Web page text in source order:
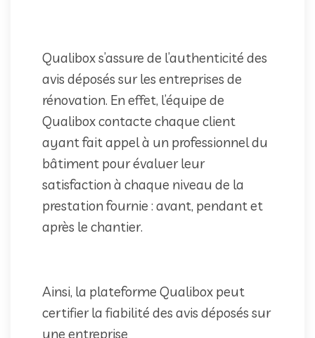
Qualibox s’assure de l’authenticité des
avis déposés sur les entreprises de
rénovation. En effet, l’équipe de
Qualibox contacte chaque client
ayant fait appel à un professionnel du
bâtiment pour évaluer leur
satisfaction à chaque niveau de la
prestation fournie : avant, pendant et
après le chantier.
Ainsi, la plateforme Qualibox peut
certifier la fiabilité des avis déposés sur
une entreprise